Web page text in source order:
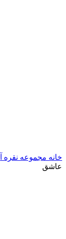
خانه مجموعه نقره
عاشق